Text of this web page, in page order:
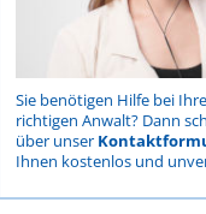
Sie benötigen Hilfe bei
richtigen Anwalt? Dann
über unser
Ihnen kostenlos und